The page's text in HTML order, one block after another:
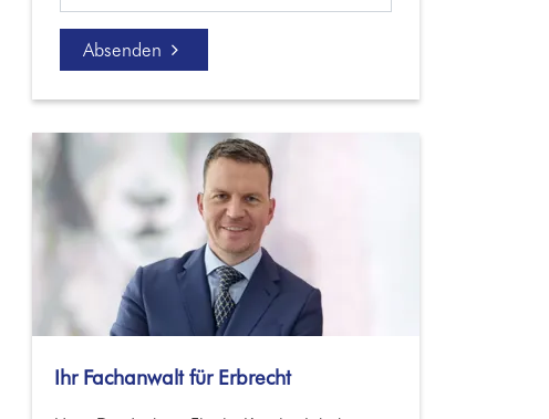
Absenden
Ihr Fachanwalt für Erbrecht